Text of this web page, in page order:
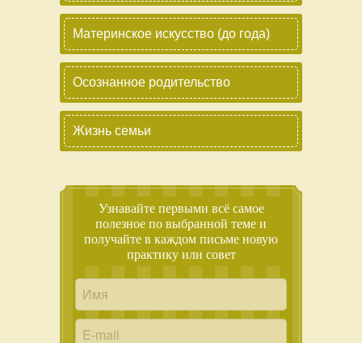
Материнское искусство (до года)
Осознанное родительство
Жизнь семьи
Узнавайте первыми всё самое
полезное по выбранной теме и
получайте в каждом письме новую
практику или совет